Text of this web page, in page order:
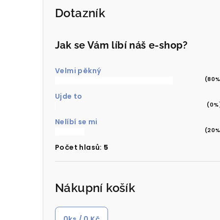
Dotazník
Jak se Vám líbí náš e-shop?
Velmi pěkný
Ujde to
Nelíbí se mi
Počet hlasů: 5
Nákupní košík